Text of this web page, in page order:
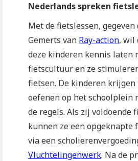
Nederlands spreken
Met de fietslessen, gegeven
Gemerts van Ray-action, wil
deze kinderen kennis laten
fietscultuur en ze
fietsen. De kinderen
oefenen op het schoolplein
de regels. Als zij voldoende
kunnen ze een opgeknapte
via een
Vluchtelingenwerk. Na de